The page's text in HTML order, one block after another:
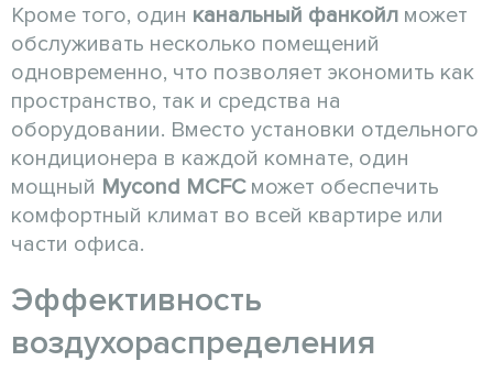
Кроме того, один канальный фанкойл может
обслуживать несколько помещений
одновременно, что позволяет экономить как
пространство, так и средства на
оборудовании. Вместо установки отдельного
кондиционера в каждой комнате, один
мощный Mycond MCFCможет обеспечить
комфортный климат во всей квартире или
части офиса.
Эффективность
воздухораспределения